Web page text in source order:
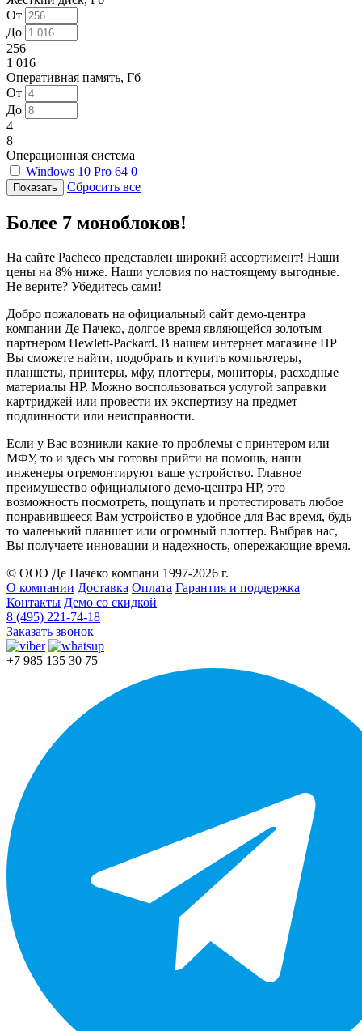
От
До
256
1 016
Оперативная память, Гб
От
До
4
8
Операционная система
Windows 10 Pro 64 0
Сбросить все
Более 7 моноблоков!
На сайте Pacheco представлен широкий ассортимент! Наши
цены на 8% ниже. Наши условия по настоящему выгодные.
Не верите? Убедитесь сами!
Добро пожаловать на официальный сайт демо-центра
компании Де Пачеко, долгое время являющейся золотым
партнером Hewlett-Packard. В нашем интернет магазине HP
Вы сможете найти, подобрать и купить компьютеры,
планшеты, принтеры, мфу, плоттеры, мониторы, расходные
материалы HP. Можно воспользоваться услугой заправки
картриджей или провести их экспертизу на предмет
подлинности или неисправности.
Если у Вас возникли какие-то проблемы с принтером или
МФУ, то и здесь мы готовы прийти на помощь, наши
инженеры отремонтируют ваше устройство. Главное
преимущество официального демо-центра HP, это
возможность посмотреть, пощупать и протестировать любое
понравившееся Вам устройство в удобное для Вас время, будь
то маленький планшет или огромный плоттер. Выбрав нас,
Вы получаете инновации и надежность, опережающие время.
© ООО Де Пачеко компани 1997-2026 г.
О компании Доставка Оплата Гарантия и поддержка
Контакты Демо со скидкой
8 (495) 221-74-18
Заказать звонок
+7 985 135 30 75